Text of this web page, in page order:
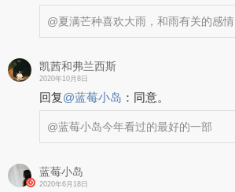
@夏满芒种喜欢大雨，和雨有关的感情
凯茜和弗兰西斯
2020年10月8日
回复@蓝莓小岛 ： 同意。
@蓝莓小岛今年看过的最好的一部
蓝莓小岛
2020年6月18日